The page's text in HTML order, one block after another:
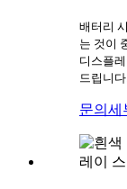
배터리
는 것이
디스플
드립니다.
문의 세